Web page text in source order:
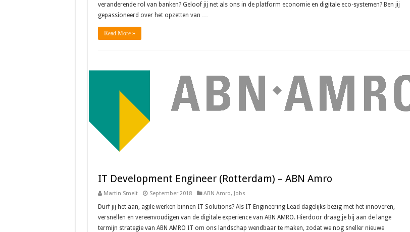
veranderende rol van banken? Geloof jij net als ons in de platform economie en digitale eco-systemen? Ben jij
gepassioneerd over het opzetten van …
Read More »
IT Development Engineer (Rotterdam) – ABN Amro
Martin Smelt September 2018 ABN Amro, Jobs
Durf jij het aan, agile werken binnen IT Solutions? Als IT Engineering Lead dagelijks bezig met het innoveren,
versnellen en vereenvoudigen van de digitale experience van ABN AMRO. Hierdoor draag je bij aan de lange
termijn strategie van ABN AMRO IT om ons landschap wendbaar te maken, zodat we nog sneller nieuwe